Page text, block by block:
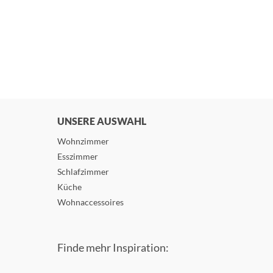
UNSERE AUSWAHL
Wohnzimmer
Esszimmer
Schlafzimmer
Küche
Wohnaccessoires
Finde mehr Inspiration: